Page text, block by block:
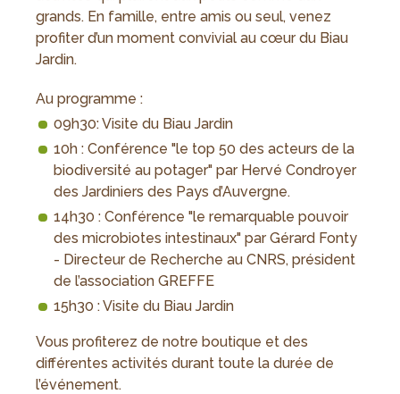
grands. En famille, entre amis ou seul, venez
profiter d’un moment convivial au cœur du Biau
Jardin.
Au programme :
09h30: Visite du Biau Jardin
10h : Conférence "le top 50 des acteurs de la
biodiversité au potager" par Hervé Condroyer
des Jardiniers des Pays d’Auvergne.
14h30 : Conférence "le remarquable pouvoir
des microbiotes intestinaux" par Gérard Fonty
- Directeur de Recherche au CNRS, président
de l’association GREFFE
15h30 : Visite du Biau Jardin
Vous profiterez de notre boutique et des
différentes activités durant toute la durée de
l’événement.